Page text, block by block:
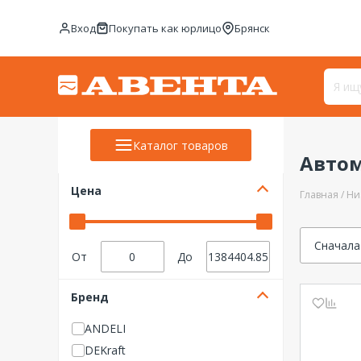
Вход Покупать как юрлицо Брянск
Каталог товаров
Цена
От До
Бренд
ANDELI
DEKraft
Главная